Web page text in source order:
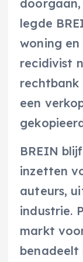
legde
woning
recidivist
rechtbank
een
BREIN
inzetten
auteurs,
industrie.
markt
benadeelt